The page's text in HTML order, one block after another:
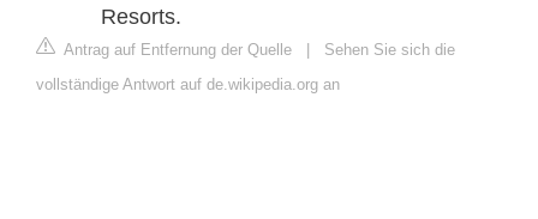
Resorts.
Antrag auf Entfernung der Quelle
Sehen Sie sich die
vollständige Antwort auf de.wikipedia.org an